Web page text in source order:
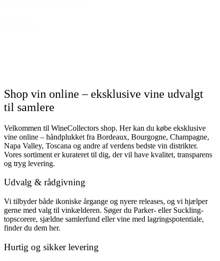
Guado al Tasso 2007
Shop vin online – eksklusive vine udvalgt
til samlere
Velkommen til WineCollectors shop. Her kan du købe eksklusive
vine online – håndplukket fra Bordeaux, Bourgogne, Champagne,
Napa Valley, Toscana og andre af verdens bedste vin distrikter.
Vores sortiment er kurateret til dig, der vil have kvalitet, transparens
og tryg levering.
Udvalg & rådgivning
Vi tilbyder både ikoniske årgange og nyere releases, og vi hjælper
gerne med valg til vinkælderen. Søger du Parker- eller Suckling-
topscorere, sjældne samlerfund eller vine med lagringspotentiale,
finder du dem her.
Hurtig og sikker levering